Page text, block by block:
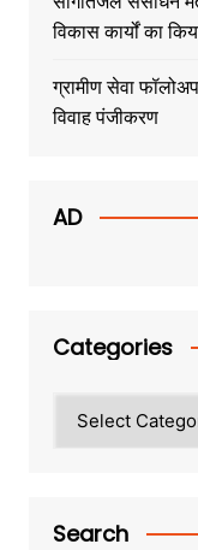
विकास कार्यों का
ग्रामीण सेवा
विवाह पंजीकरण
AD
Categories
Search